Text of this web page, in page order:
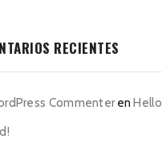
RECIENTES
CommenterenHello